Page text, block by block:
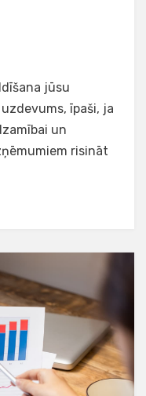
jūsu
īpaši, ja
un
risināt